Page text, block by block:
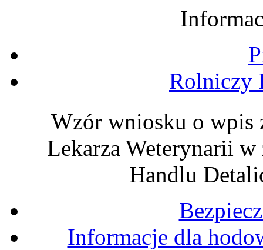
Rolniczy
Wzór wniosku o wpis
Lekarza Weterynarii
Handlu
Informacje dla